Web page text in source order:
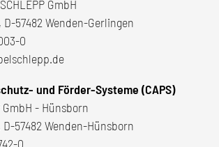
GmbH
57482 Wenden-Gerlingen
0
und Förder-Systeme (CAPS)
GmbH - Hünsborn
57482 Wenden-Hünsborn
0